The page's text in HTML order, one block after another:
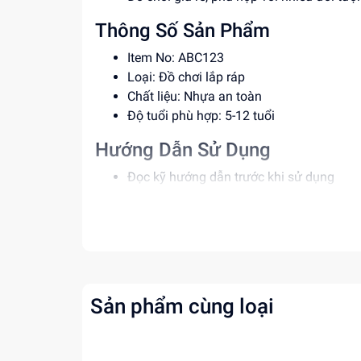
Thông Số Sản Phẩm
Item No: ABC123
Loại: Đồ chơi lắp ráp
Chất liệu: Nhựa an toàn
Độ tuổi phù hợp: 5-12 tuổi
Hướng Dẫn Sử Dụng
Đọc kỹ hướng dẫn trước khi sử dụng
Lắp ráp theo đúng trình tự để đảm bảo
Rèn luyện kỹ năng phối hợp và giải quyết
Tăng cường sự tự tin và sáng tạo cho trẻ
Sản phẩm cùng loại